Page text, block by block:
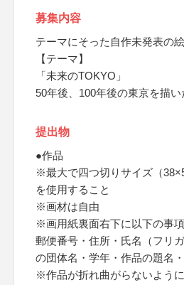
募集内容
テーマにそった自作未発表の
【テーマ】
「未来のTOKYO」
50年後、100年後の東京を描い
提出物
●作品
※最大で四つ切りサイズ（
を使用すること
※画材は自由
※画用紙裏面右下に以下の事
郵便番号・住所・氏名（フリ
の団体名・学年・作品の題名
※作品が折れ曲がらないよう